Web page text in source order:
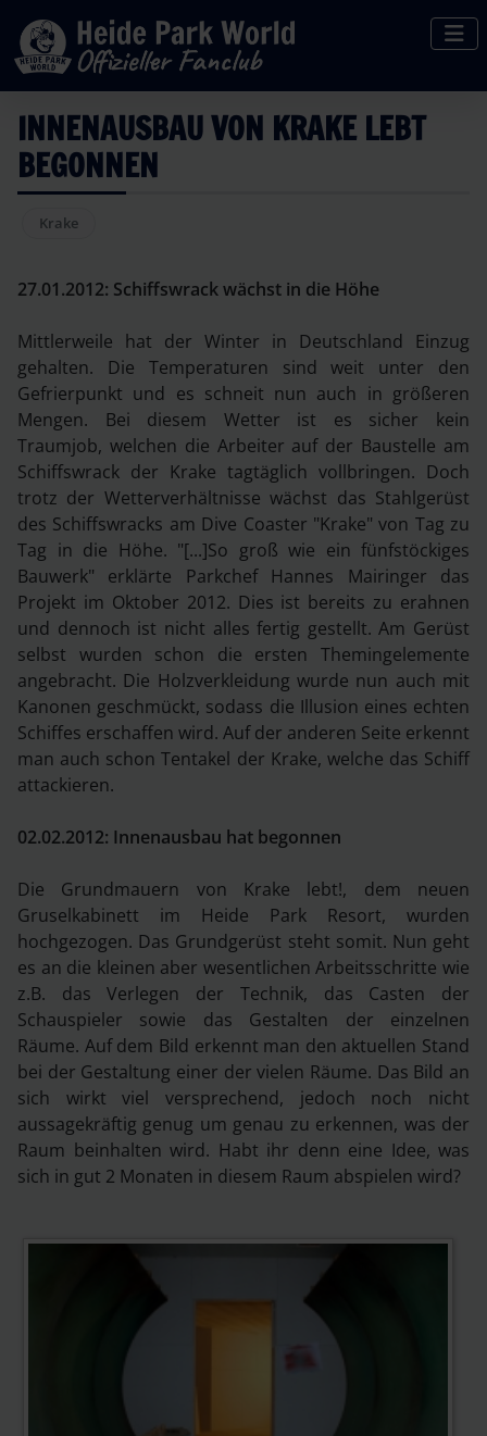
INNENAUSBAU VON KRAKE LEBT
BEGONNEN
Krake
27.01.2012: Schiffswrack wächst in die Höhe
Mittlerweile hat der Winter in Deutschland Einzug
gehalten. Die Temperaturen sind weit unter den
Gefrierpunkt und es schneit nun auch in größeren
Mengen. Bei diesem Wetter ist es sicher kein
Traumjob, welchen die Arbeiter auf der Baustelle am
Schiffswrack der Krake tagtäglich vollbringen. Doch
trotz der Wetterverhältnisse wächst das Stahlgerüst
des Schiffswracks am Dive Coaster "Krake" von Tag zu
Tag in die Höhe. "[...]So groß wie ein fünfstöckiges
Bauwerk" erklärte Parkchef Hannes Mairinger das
Projekt im Oktober 2012. Dies ist bereits zu erahnen
und dennoch ist nicht alles fertig gestellt. Am Gerüst
selbst wurden schon die ersten Themingelemente
angebracht. Die Holzverkleidung wurde nun auch mit
Kanonen geschmückt, sodass die Illusion eines echten
Schiffes erschaffen wird. Auf der anderen Seite erkennt
man auch schon Tentakel der Krake, welche das Schiff
attackieren.
02.02.2012: Innenausbau hat begonnen
Die Grundmauern von Krake lebt!, dem neuen
Gruselkabinett im Heide Park Resort, wurden
hochgezogen. Das Grundgerüst steht somit. Nun geht
es an die kleinen aber wesentlichen Arbeitsschritte wie
z.B. das Verlegen der Technik, das Casten der
Schauspieler sowie das Gestalten der einzelnen
Räume. Auf dem Bild erkennt man den aktuellen Stand
bei der Gestaltung einer der vielen Räume. Das Bild an
sich wirkt viel versprechend, jedoch noch nicht
aussagekräftig genug um genau zu erkennen, was der
Raum beinhalten wird. Habt ihr denn eine Idee, was
sich in gut 2 Monaten in diesem Raum abspielen wird?